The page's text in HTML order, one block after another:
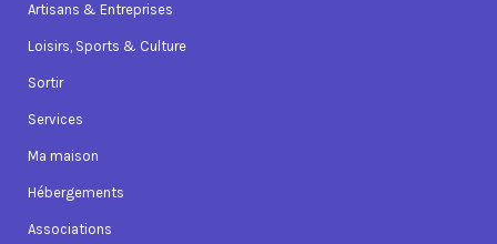
Artisans & Entreprises
Loisirs, Sports & Culture
Sortir
Services
Ma maison
Hébergements
Associations